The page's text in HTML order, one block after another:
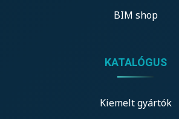
BIM shop
KATALÓGUS
Kiemelt gyártók